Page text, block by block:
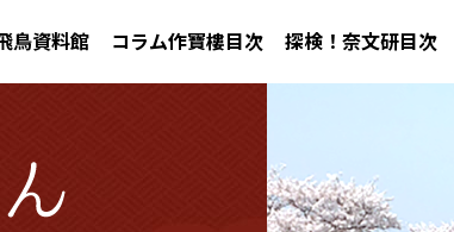
鳥資料館 コラム作寶樓目次 探検！奈文研目次